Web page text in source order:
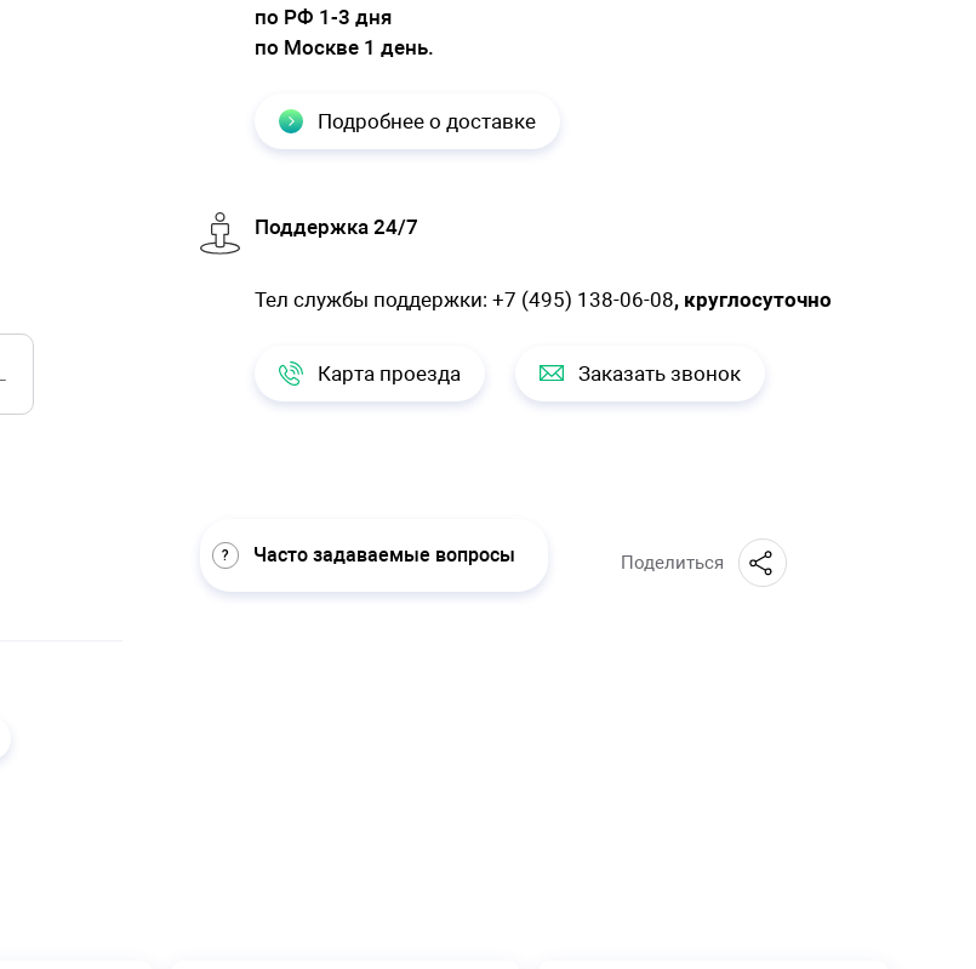
по РФ 1-3 дня
по Москве 1 день.
Подробнее о доставке
Поддержка 24/7
Тел службы поддержки: +7 (495) 138-06-08, круглосуточно
Карта проезда Заказать звонок
Часто задаваемые вопросы Поделиться